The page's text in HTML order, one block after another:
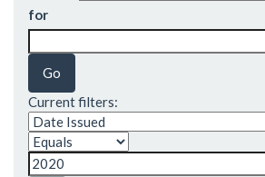
for
Current filters: